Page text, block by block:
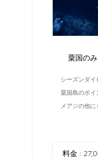
粟国の
シーズンダ
粟国島のポ
メアジの他
料金 :